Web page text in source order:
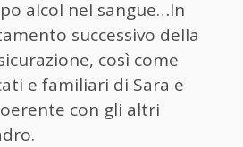
alcol nel sangue…In
successivo della
così come
e familiari di Sara e
con gli altri